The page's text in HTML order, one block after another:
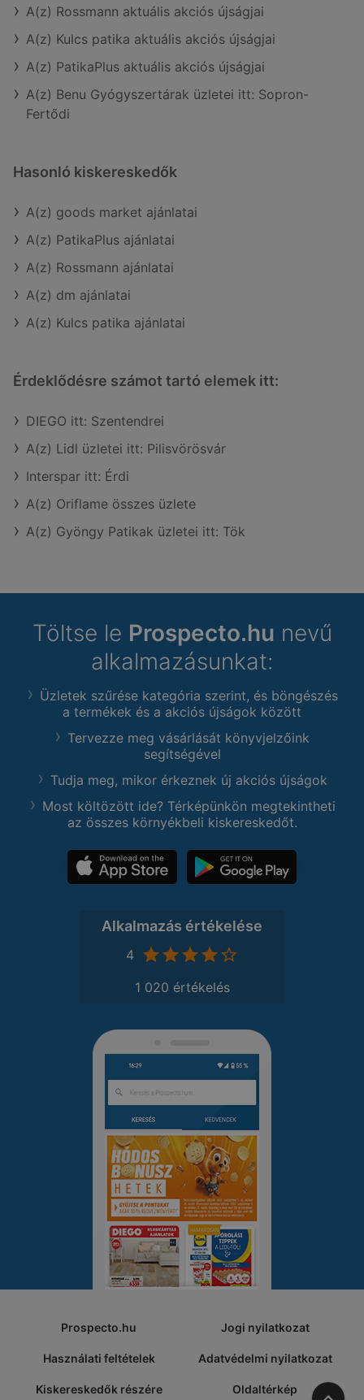
A(z) Rossmann aktuális akciós újságjai
A(z) Kulcs patika aktuális akciós újságjai
A(z) PatikaPlus aktuális akciós újságjai
A(z) Benu Gyógyszertárak üzletei itt: Sopron-
Fertődi
Hasonló kiskereskedők
A(z) goods market ajánlatai
A(z) PatikaPlus ajánlatai
A(z) Rossmann ajánlatai
A(z) dm ajánlatai
A(z) Kulcs patika ajánlatai
Érdeklődésre számot tartó elemek itt:
DIEGO itt: Szentendrei
A(z) Lidl üzletei itt: Pilisvörösvár
Interspar itt: Érdi
A(z) Oriflame összes üzlete
A(z) Gyöngy Patikak üzletei itt: Tök
Töltse le Prospecto.hu nevű
alkalmazásunkat:
Üzletek szűrése kategória szerint, és böngészés
a termékek és a akciós újságok között
Tervezze meg vásárlását könyvjelzőink
segítségével
Tudja meg, mikor érkeznek új akciós újságok
Most költözött ide? Térképünkön megtekintheti
az összes környékbeli kiskereskedőt.
Alkalmazás értékelése
4
1 020 értékelés
Prospecto.hu Jogi nyilatkozat
Használati feltételek Adatvédelmi nyilatkozat
Kiskereskedők részére Oldaltérkép A